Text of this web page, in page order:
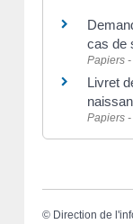
cas de
Papiers
Livret
Papiers
© Direction de